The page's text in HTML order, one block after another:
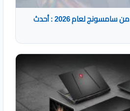
أفضل أجهزة اللاب توب من سامسونج لعام 2026 : أحدث